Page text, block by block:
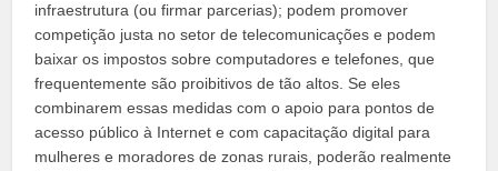
infraestrutura (ou firmar parcerias); podem promover
competição justa no setor de telecomunicações e podem
baixar os impostos sobre computadores e telefones, que
frequentemente são proibitivos de tão altos. Se eles
combinarem essas medidas com o apoio para pontos de
acesso público à Internet e com capacitação digital para
mulheres e moradores de zonas rurais, poderão realmente